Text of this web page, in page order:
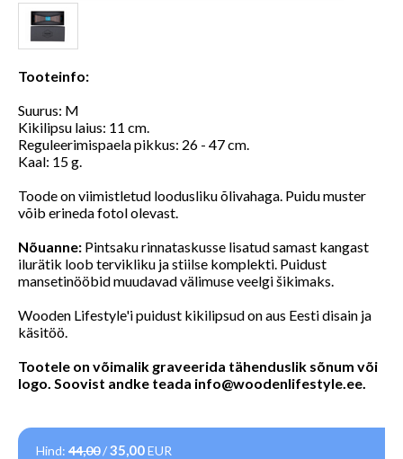
Tooteinfo:
Suurus: M
Kikilipsu laius: 11 cm.
Reguleerimispaela pikkus: 26 - 47 cm.
Kaal: 15 g.
Toode on viimistletud loodusliku õlivahaga. Puidu muster
võib erineda fotol olevast.
Nõuanne: Pintsaku rinnataskusse lisatud samast kangast
ilurätik loob tervikliku ja stiilse komplekti. Puidust
mansetinööbid muudavad välimuse veelgi šikimaks.
Wooden Lifestyle'i puidust kikilipsud on aus Eesti disain ja
käsitöö.
Tootele on võimalik graveerida tähenduslik sõnum või
logo. Soovist andke teada info@woodenlifestyle.ee.
Hind: 44,00/35,00EUR